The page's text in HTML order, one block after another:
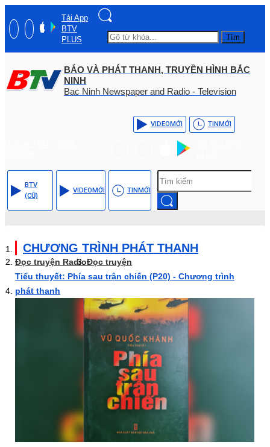
Tải App
BTV
PLUS
Tìm
BÁO VÀ PHÁT THANH, TRUYỀN HÌNH BẮC
NINH
Bac Ninh Newspaper and Radio - Television
VIDEOMỚI TINMỚI
BTV
(CŨ)
VIDEOMỚI TINMỚI
CHƯƠNG TRÌNH PHÁT THANH
Đọc truyện RadioĐọc truyện
Tiểu thuyết: Phía sau trận chiến (P20) - Chương trình
phát thanh